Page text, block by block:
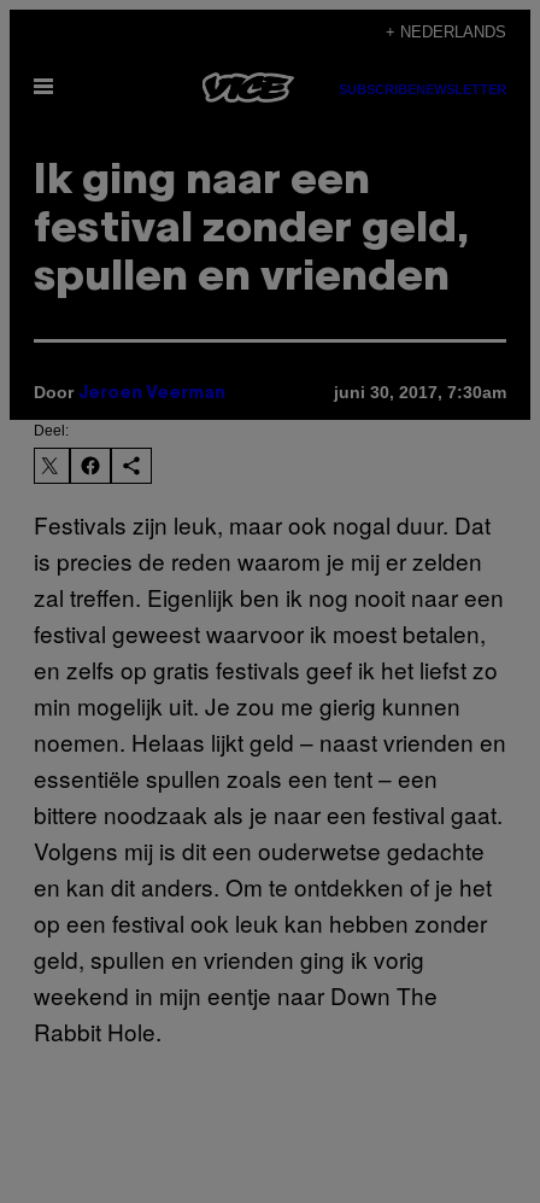
de
+ NEDERLANDS
Open
SUBSCRIBENEWSLETTER
Ik ging naar een
festival zonder geld,
spullen en vrienden
Door Jeroen Veerman juni 30, 2017, 7:30am
Deel:
Festivals zijn leuk, maar ook nogal duur. Dat
is precies de reden waarom je mij er zelden
zal treffen. Eigenlijk ben ik nog nooit naar een
festival geweest waarvoor ik moest betalen,
en zelfs op gratis festivals geef ik het liefst zo
min mogelijk uit. Je zou me gierig kunnen
noemen. Helaas lijkt geld – naast vrienden en
essentiële spullen zoals een tent – een
bittere noodzaak als je naar een festival gaat.
Volgens mij is dit een ouderwetse gedachte
en kan dit anders. Om te ontdekken of je het
op een festival ook leuk kan hebben zonder
geld, spullen en vrienden ging ik vorig
weekend in mijn eentje naar Down The
Rabbit Hole.